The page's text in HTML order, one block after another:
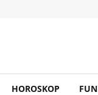
HOROSKOP FUN